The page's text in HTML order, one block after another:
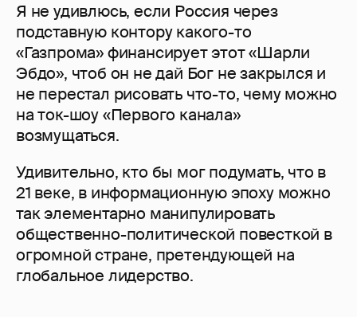
Я не удивлюсь, если Россия через
подставную контору какого-то
«Газпрома» финансирует этот «Шарли
Эбдо», чтоб он не дай Бог не закрылся и
не перестал рисовать что-то, чему можно
на ток-шоу «Первого канала»
возмущаться.
Удивительно, кто бы мог подумать, что в
21 веке, в информационную эпоху можно
так элементарно манипулировать
общественно-политической повесткой в
огромной стране, претендующей на
глобальное лидерство.